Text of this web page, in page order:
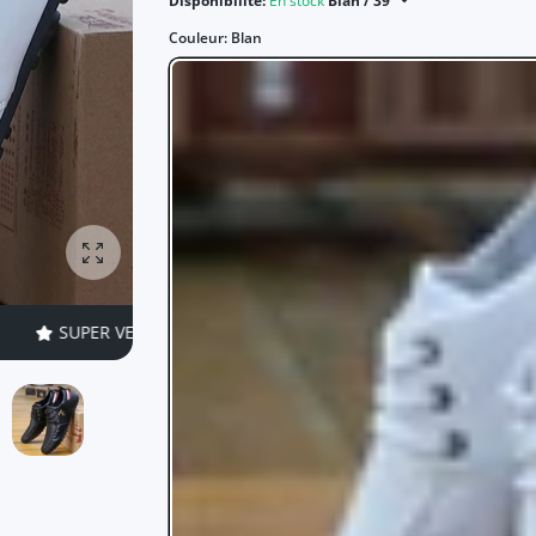
49% DE RÉDUCTIONS
Agrandir la photo
Couleur: Blan